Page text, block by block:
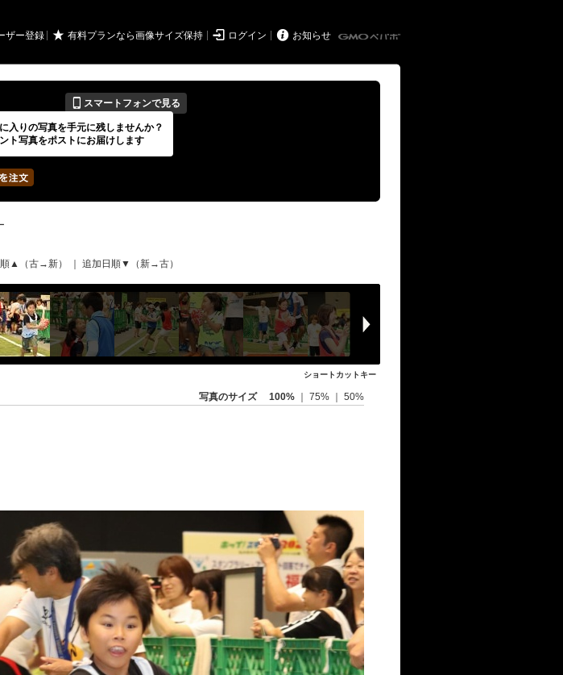
ザー登録 ★ 有料プランなら画像サイズ保持  ログイン  お知らせ
📱 スマートフォンで見る
イベントの期間
---
枚
▲（古→新） 追加日順▼（新→古）
ショートカットキー
写真のサイズ 100% 75% 50%
入りの写真を手元に残しませんか？
ト写真をポストにお届けします